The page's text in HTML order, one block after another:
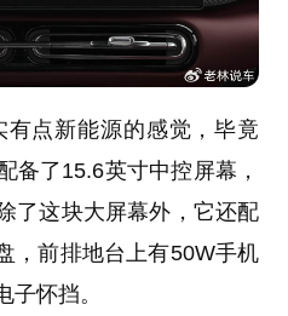
点新能源的感觉，毕竟
备了15.6英寸中控屏幕，
了这块大屏幕外，它还配
，前排地台上有50W手机
子怀挡。